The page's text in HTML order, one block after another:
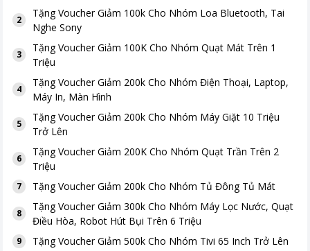
2
TặngVoucher Giảm 100k Cho Nhóm Loa Bluetooth, Tai
Nghe Sony
3
TặngVoucher Giảm 100K Cho Nhóm Quạt Mát Trên 1
Triệu
4
TặngVoucher Giảm 200k Cho Nhóm Điện Thoại, Laptop,
Máy In, Màn Hình
5
TặngVoucher Giảm 200k Cho Nhóm Máy Giặt 10 Triệu
Trở Lên
6
TặngVoucher Giảm 200K Cho Nhóm Quạt Trần Trên 2
Triệu
7 TặngVoucher Giảm 200k Cho Nhóm Tủ Đông Tủ Mát
8
TặngVoucher Giảm 300k Cho Nhóm Máy Lọc Nước, Quạt
Điều Hòa, Robot Hút Bụi Trên 6 Triệu
9 TặngVoucher Giảm 500k Cho Nhóm Tivi 65 Inch Trở Lên